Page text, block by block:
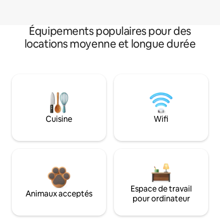
Équipements populaires pour des
locations moyenne et longue durée
Cuisine Wifi
Animaux acceptés
Espace de travail
pour ordinateur